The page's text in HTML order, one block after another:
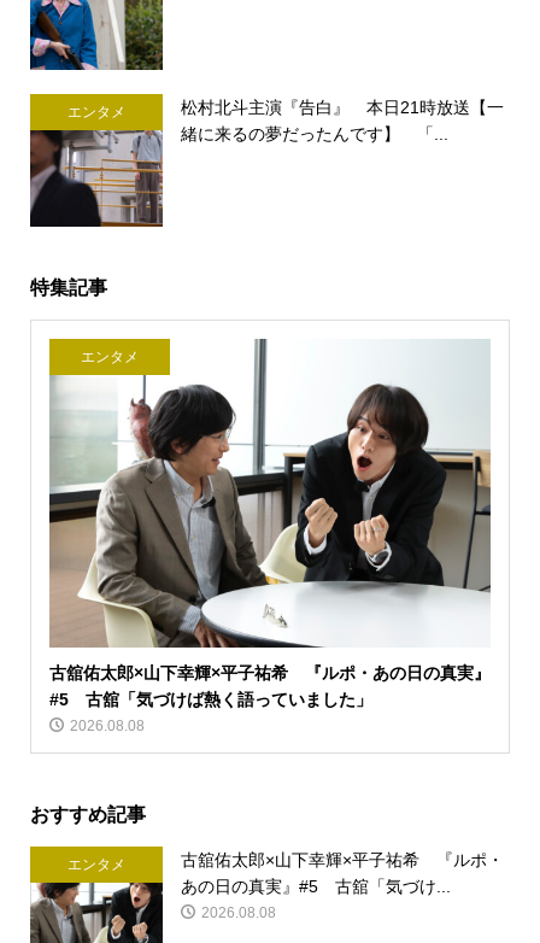
エンタメ
松村北斗主演『告白』 本日21時放送【一
緒に来るの夢だったんです】 「...
特集記事
エンタメ
古舘佑太郎×山下幸輝×平子祐希 『ルポ・あの日の真実』
#5 古舘「気づけば熱く語っていました」
2026.08.08
おすすめ記事
エンタメ
古舘佑太郎×山下幸輝×平子祐希 『ルポ・
あの日の真実』#5 古舘「気づけ...
2026.08.08